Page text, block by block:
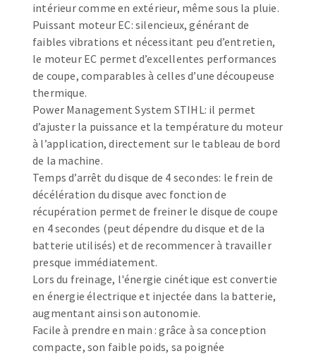
Tronçonneuses
Scies à ruban
Perceuses
Perceuses magnétiques
Affuteurs de forets
Tourets
Ponceuses
Tours à métaux
Tables
Fraises scies
Rubans
Fraise HSS
Forets métaux
intérieur comme en extérieur, même sous la pluie.
Puissant moteur EC: silencieux, générant de
faibles vibrations et nécessitant peu d’entretien,
le moteur EC permet d’excellentes performances
de coupe, comparables à celles d’une découpeuse
thermique.
Power Management System STIHL: il permet
d’ajuster la puissance et la température du moteur
à l’application, directement sur le tableau de bord
de la machine.
Temps d’arrêt du disque de 4 secondes: le frein de
décélération du disque avec fonction de
récupération permet de freiner le disque de coupe
en 4 secondes (peut dépendre du disque et de la
batterie utilisés) et de recommencer à travailler
presque immédiatement.
Lors du freinage, l'énergie cinétique est convertie
en énergie électrique et injectée dans la batterie,
augmentant ainsi son autonomie.
Facile à prendre en main : grâce à sa conception
compacte, son faible poids, sa poignée